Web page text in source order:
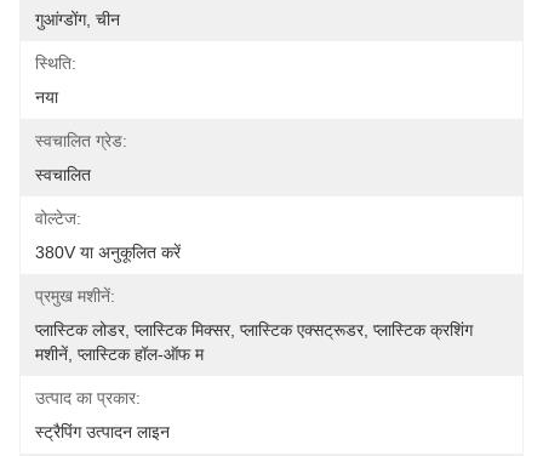
गुआंग्डोंग, चीन
स्थिति:
नया
स्वचालित ग्रेड:
स्वचालित
वोल्टेज:
380V या अनुकूलित करें
प्रमुख मशीनें:
प्लास्टिक लोडर, प्लास्टिक मिक्सर, प्लास्टिक एक्सट्रूडर, प्लास्टिक क्रशिंग
मशीनें, प्लास्टिक हॉल-ऑफ म
उत्पाद का प्रकार:
स्ट्रैपिंग उत्पादन लाइन